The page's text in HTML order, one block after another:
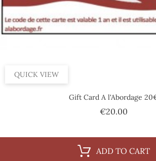
QUICK VIEW
Gift Card A l'Abordage
€20.00Price
ADD TO CART